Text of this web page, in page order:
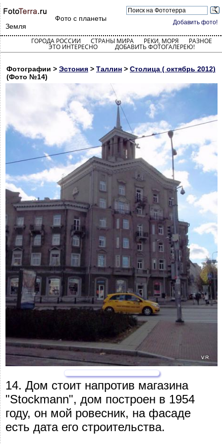
Добавить фото!
Фото с планеты
Земля
ГОРОДА РОССИИ СТРАНЫ МИРА РЕКИ, МОРЯ РАЗНОЕ
ЭТО ИНТЕРЕСНО ДОБАВИТЬ ФОТОГАЛЕРЕЮ!
Фотографии > Эстония > Таллин > Столица ( октябрь 2012)
(Фото №14)
14. Дом стоит напротив магазина
"Stockmann", дом построен в 1954
году, он мой ровесник, на фасаде
есть дата его строительства.